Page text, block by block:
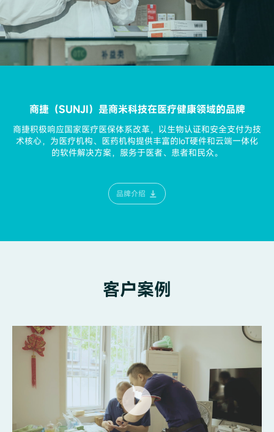
商捷（SUNJI）是商米科技在医疗健康领域的品牌
商捷积极响应国家医疗医保体系改革，以生物认证和安全支付为技
术核心，为医疗机构、医药机构提供丰富的IoT硬件和云端一体化
的软件解决方案，服务于医者、患者和民众。
品牌介绍
客户案例